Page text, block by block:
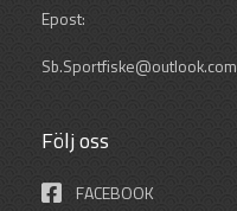
Epost:
Sb.Sportfiske@outlook.com
Följ oss
FACEBOOK